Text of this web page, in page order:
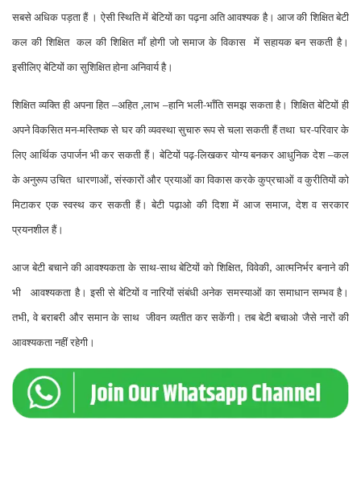
सबसे अधिक पड़ता हैं ।ऐसी स्थिति में बेटियों का पढ़ना अति आवश्यक है। आज की शिक्षित बेटी
कल की शिक्षितकल की शिक्षितमाँ होगीजो समाज के विकास में सहायक बन सकती है।
इसीलिए बेटियों का सुशिक्षित होना अनिवार्य है।
शिक्षित व्यक्ति ही अपना हित –अहित ,लाभ –हानि भली-भाँति समझ सकता है। शिक्षित बेटियों ही
अपने विकसित मन-मस्तिष्क से घर की व्यवस्था सुचारु रूप से चला सकती हैं तथा घर-परिवार के
लिए आर्थिक उपार्जन भी कर सकती हैं। बेटियों पढ़-लिखकर योग्य बनकर आधुनिक देश –कल
के अनुरूप उचित धारणाओं,संस्कारों और प्रयाओं का विकास करके कुप्रचाओं व कुरीतियों को
मिटाकर एक स्वस्थ कर सकती हैं। बेटी पढ़ाओ की दिशा में आज समाज,देश व सरकार
प्रयनशील हैं।
आज बेटी बचाने की आवश्यकता के साथ-साथ बेटियों को शिक्षित,विवेकी,आत्मनिर्भरबनाने की
भी
आवश्यकता है। इसी से बेटियों व नारियों संबंधी अनेक समस्याओं का समाधान सम्भव है।
तभी,वे बराबरी और समान के साथ जीवन व्यतीत कर सकेंगी। तब बेटी बचाओ जैसे नारों की
आवश्यकता नहीं रहेगी।